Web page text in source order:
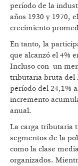
período de la
años 1930 y 1970,
crecimiento
En tanto, la
que alcanzó el 4%
Incluso con un
tributaria bruta del
período del 24,1%
incremento
anual.
La carga tributaria
segmentos de la
como la clase
organizados.